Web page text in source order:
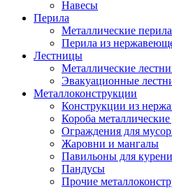
Навесы
Перила
Металлические
Перила из
Лестницы
Металлические
Эвакуационные
Металлоконструкции
Конструкции из
Короба
Ограждения для
Жаровни и мангалы
Павильоны для
Пандусы
Прочие